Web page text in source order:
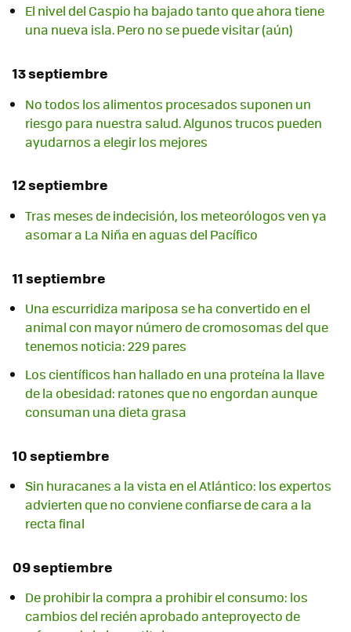
El nivel del Caspio ha bajado tanto que ahora tiene
una nueva isla. Pero no se puede visitar (aún)
13 septiembre
No todos los alimentos procesados suponen un
riesgo para nuestra salud. Algunos trucos pueden
ayudarnos a elegir los mejores
12 septiembre
Tras meses de indecisión, los meteorólogos ven ya
asomar a La Niña en aguas del Pacífico
11 septiembre
Una escurridiza mariposa se ha convertido en el
animal con mayor número de cromosomas del que
tenemos noticia: 229 pares
Los científicos han hallado en una proteína la llave
de la obesidad: ratones que no engordan aunque
consuman una dieta grasa
10 septiembre
Sin huracanes a la vista en el Atlántico: los expertos
advierten que no conviene confiarse de cara a la
recta final
09 septiembre
De prohibir la compra a prohibir el consumo: los
cambios del recién aprobado anteproyecto de